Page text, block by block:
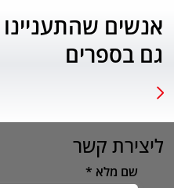
אנשים
גם בספרים
ליצירת קשר
שם מלא